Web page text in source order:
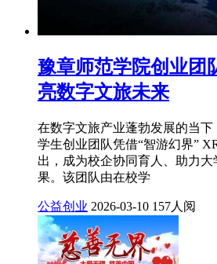
豫章师范学院创业团
亮数字文旅未来
在数字文旅产业蓬勃发展的当
学生创业团队凭借“智游幻界”
出，成为校企协同育人、助力
果。该团队由在校学
公益创业 2026-03-10 157人阅